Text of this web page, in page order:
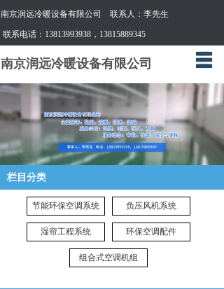
南京润远冷暖设备有限公司 联系人：李先生
联系电话：13813993938，13815889345
南京润远冷暖设备有限公司
网站首页
维修保养
环保空调
通风管道
联系我们
栏目分类
节能环保空调系统 负压风机系统
湿帘工程系统 环保空调配件
组合式空调机组